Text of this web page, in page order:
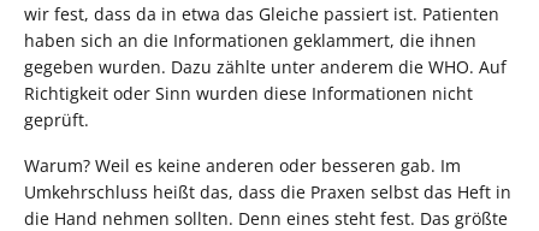
wir fest, dass da in etwa das Gleiche passiert ist. Patienten
haben sich an die Informationen geklammert, die ihnen
gegeben wurden. Dazu zählte unter anderem die WHO. Auf
Richtigkeit oder Sinn wurden diese Informationen nicht
geprüft.
Warum? Weil es keine anderen oder besseren gab. Im
Umkehrschluss heißt das, dass die Praxen selbst das Heft in
die Hand nehmen sollten. Denn eines steht fest. Das größte